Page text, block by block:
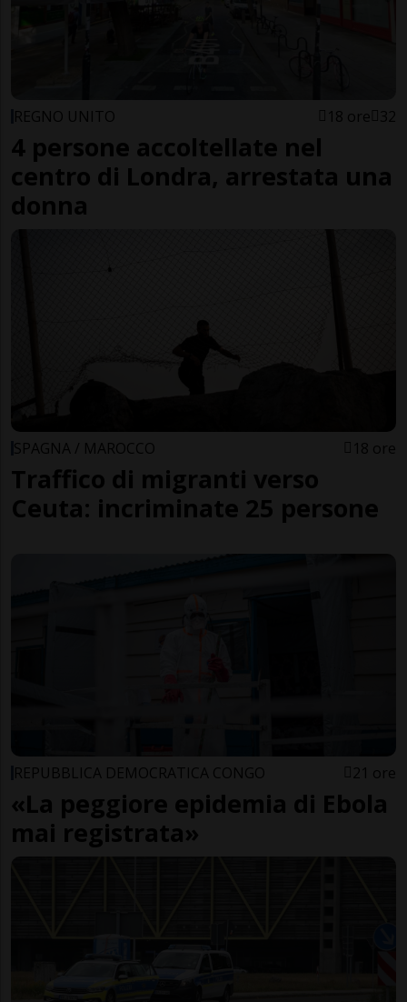
REGNO UNITO 18 ore 32
4 persone accoltellate nel
centro di Londra, arrestata una
donna
SPAGNA / MAROCCO 18 ore
Traffico di migranti verso
Ceuta: incriminate 25 persone
REPUBBLICA DEMOCRATICA CONGO 21 ore
«La peggiore epidemia di Ebola
mai registrata»